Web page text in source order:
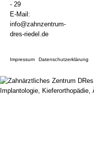
- 29
E-Mail:
info@zahnzentrum-
dres-riedel.de
Impressum Datenschutzerklärung